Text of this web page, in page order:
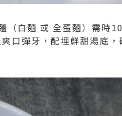
（白麵 或 全蛋麵）需時
口彈牙，配埋鮮甜湯底